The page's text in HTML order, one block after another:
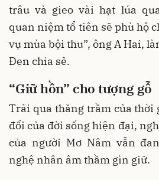
trâu và gieo vài hạt lúa
quan niệm tổ tiên sẽ phù hộ
vụ mùa bội thu”, ông A Hai,
Đen chia sẻ.
“Giữ hồn” cho tượng gỗ
Trải qua thăng trầm của thời
đổi của đời sống hiện đại,
của người Mơ Nâm vẫn
nghệ nhân âm thầm gìn giữ.